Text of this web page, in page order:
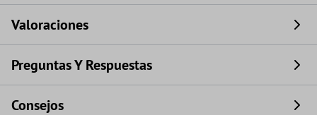
Valoraciones
Preguntas Y Respuestas
Consejos